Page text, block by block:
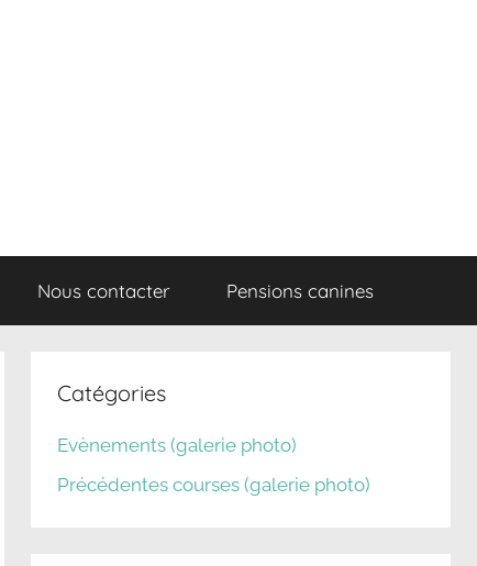
Nous contacter Pensions canines
Catégories
Evènements (galerie photo)
Précédentes courses (galerie photo)